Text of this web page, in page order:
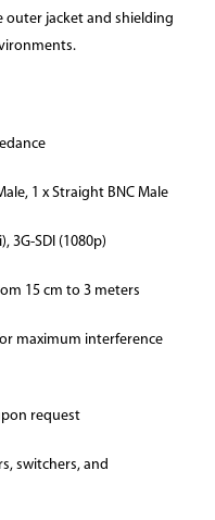
outer jacket and shielding
1 x Straight BNC Male
3G-SDI (1080p)
15 cm to 3 meters
maximum interference
request
switchers, and